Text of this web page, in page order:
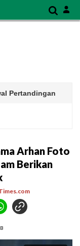
Pertandingan
Arhan Foto
Berikan